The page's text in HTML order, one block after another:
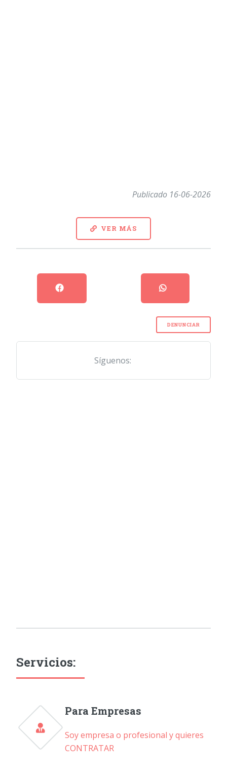
Publicado 16-06-2026
VER MÁS
DENUNCIAR
Síguenos:
Servicios:
Para Empresas
Soy empresa o profesional y quieres
CONTRATAR